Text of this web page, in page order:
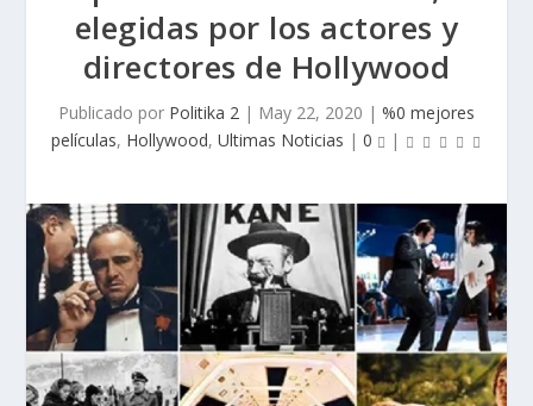
elegidas por los actores y
directores de Hollywood
Publicado por Politika 2 | May 22, 2020 | %0 mejores
películas, Hollywood, Ultimas Noticias | 0 |